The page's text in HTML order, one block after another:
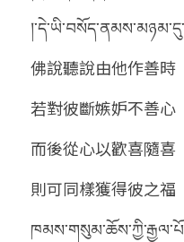
佛說聽說由他作善時
若對彼斷嫉妒不善心
而後從心以歡喜隨喜
則可同樣獲得彼之福